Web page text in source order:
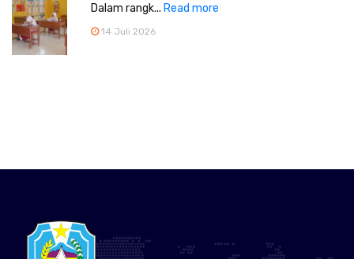
Dalam rangk... Read more
14 Juli 2026